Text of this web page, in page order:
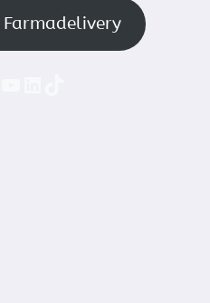
Farmadelivery